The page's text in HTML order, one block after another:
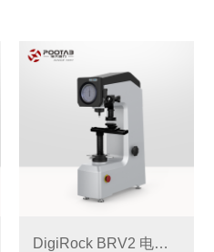
DigiRock BRV2 电动布洛维硬度计